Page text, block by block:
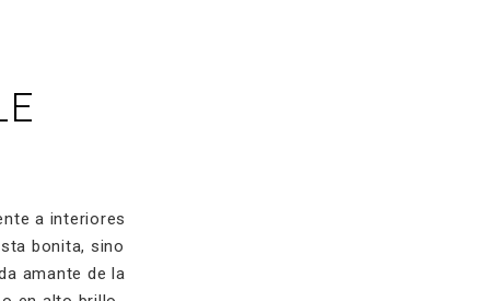
a interiores
bonita, sino
amante de la